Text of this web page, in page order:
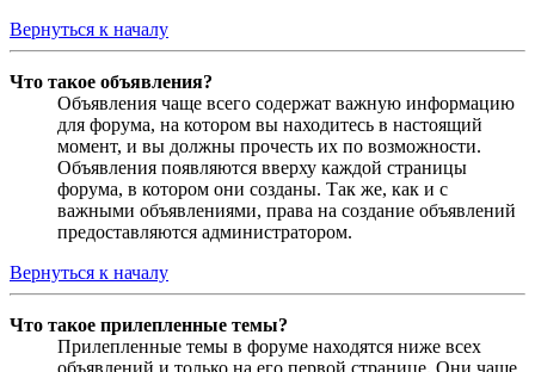
Вернуться к началу
Что такое объявления?
Объявления чаще всего содержат важную информацию
для форума, на котором вы находитесь в настоящий
момент, и вы должны прочесть их по возможности.
Объявления появляются вверху каждой страницы
форума, в котором они созданы. Так же, как и с
важными объявлениями, права на создание объявлений
предоставляются администратором.
Вернуться к началу
Что такое прилепленные темы?
Прилепленные темы в форуме находятся ниже всех
объявлений и только на его первой странице. Они чаще